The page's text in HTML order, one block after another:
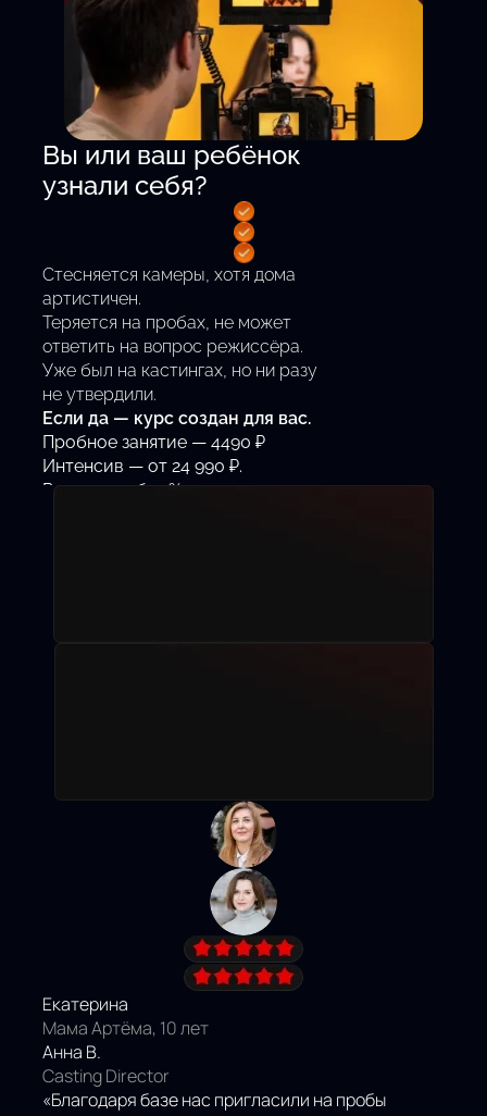
Вы или ваш ребёнок
узнали себя?
Стесняется камеры, хотя дома
артистичен.
Теряется на пробах, не может
ответить на вопрос режиссёра.
Уже был на кастингах, но ни разу
не утвердили.
Если да — курс создан для вас.
Пробное занятие — 4490 ₽
Интенсив — от 24 990 ₽.
Рассрочка без %
Екатерина
Мама Артёма, 10 лет
Анна В.
Casting Director
«Благодаря базе нас пригласили на пробы